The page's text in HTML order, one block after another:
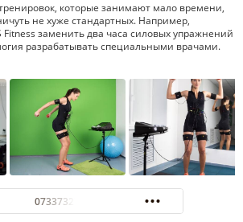
которые занимают мало времени,
не хуже стандартных. Например,
Fitness заменить два часа силовых упражнений
разрабатывать специальными врачами.
0733732731